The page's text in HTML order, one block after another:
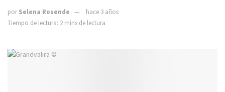
por Selena Rosende
hace 3 años
Tiempo de lectura: 2 mins de lectura